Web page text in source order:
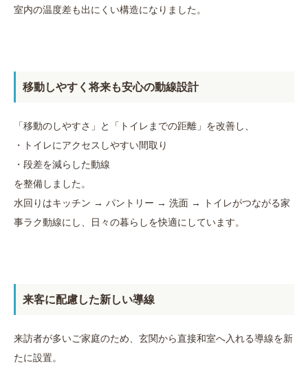
室内の温度差も出にくい構造になりました。
移動しやすく将来も安心の動線設計
「移動のしやすさ」と「トイレまでの距離」を改善し、
・トイレにアクセスしやすい間取り
・段差を減らした動線
を整備しました。
水回りはキッチン → パントリー → 洗面 → トイレがつながる家
事ラク動線にし、日々の暮らしを快適にしています。
来客に配慮した新しい導線
来訪者が多いご家庭のため、玄関から直接和室へ入れる導線を新
たに設置。